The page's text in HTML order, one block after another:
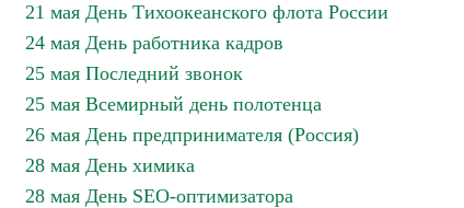
21 мая День Тихоокеанского флота России
24 мая День работника кадров
25 мая Последний звонок
25 мая Всемирный день полотенца
26 мая День предпринимателя (Россия)
28 мая День химика
28 мая День SEO-оптимизатора